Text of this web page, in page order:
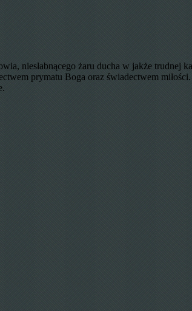
niesłabnącego żaru ducha w jakże trudnej
prymatu Boga oraz świadectwem